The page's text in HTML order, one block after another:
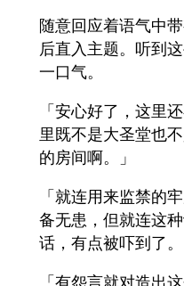
随意回应着语气中
后直入主题。听到
一口气。
「安心好了，这里
里既不是大圣堂也
的房间啊。」
「就连用来监禁的
备无患，但就连这
话，有点被吓到了。